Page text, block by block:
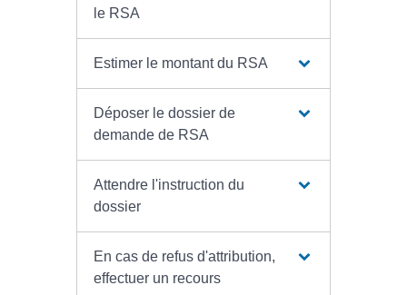
le RSA
Estimer le montant du RSA
Déposer le dossier de
demande de RSA
Attendre l'instruction du
dossier
En cas de refus d'attribution,
effectuer un recours